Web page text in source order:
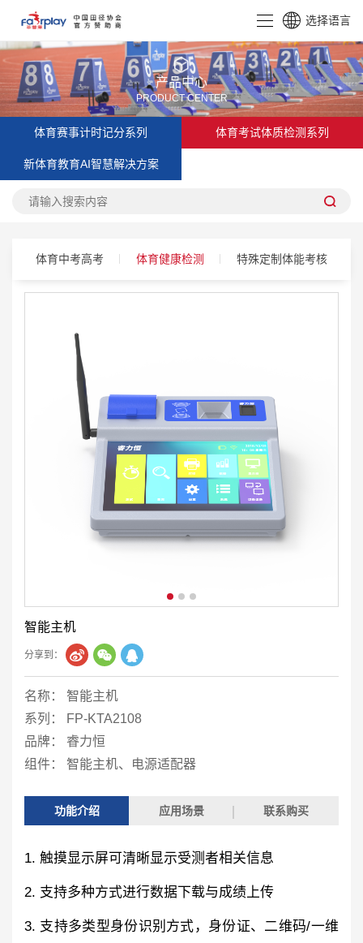
选择语言
CN
EN
产品中心
PRODUCT CENTER
体育赛事计时记分系列 体育考试体质检测系列
新体育教育AI智慧解决方案
体育中考高考 体育健康检测 特殊定制体能考核
智能主机
分享到：
名称： 智能主机
系列： FP-KTA2108
品牌： 睿力恒
组件： 智能主机、电源适配器
功能介绍 应用场景 联系购买
1. 触摸显示屏可清晰显示受测者相关信息
2. 支持多种方式进行数据下载与成绩上传
3. 支持多类型身份识别方式，身份证、二维码/一维